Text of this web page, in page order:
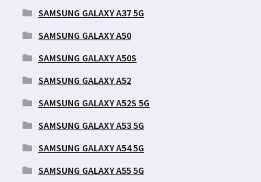
SAMSUNG GALAXY A37 5G
SAMSUNG GALAXY A50
SAMSUNG GALAXY A50S
SAMSUNG GALAXY A52
SAMSUNG GALAXY A52S 5G
SAMSUNG GALAXY A53 5G
SAMSUNG GALAXY A54 5G
SAMSUNG GALAXY A55 5G